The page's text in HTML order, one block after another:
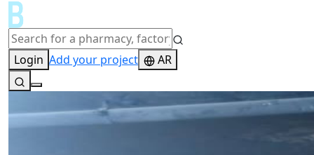
Login Add your project AR